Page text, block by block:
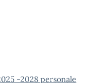
-2028 personale